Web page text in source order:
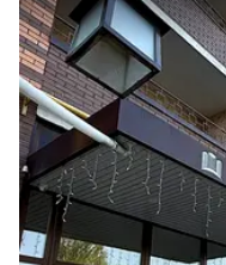
y.о.торг реальному покупцю